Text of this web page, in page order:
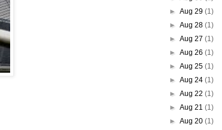
►Aug 29(1)
►Aug 28(1)
►Aug 27(1)
►Aug 26(1)
►Aug 25(1)
►Aug 24(1)
►Aug 22(1)
►Aug 21(1)
►Aug 20(1)